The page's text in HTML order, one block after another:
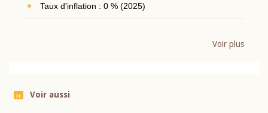
Taux d'inflation : 0 % (2025)
Voir plus
Voir aussi